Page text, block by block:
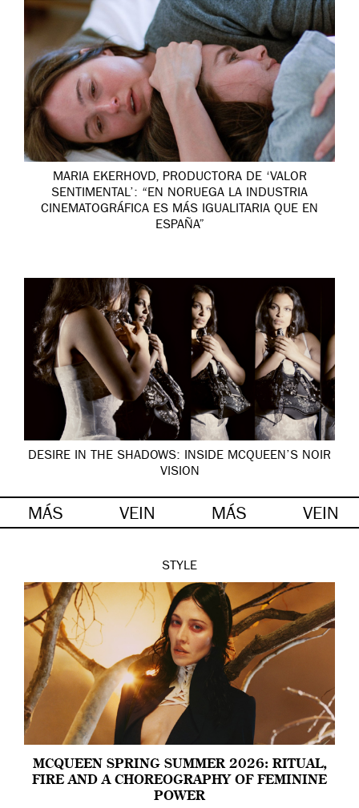
MARIA EKERHOVD, PRODUCTORA DE ‘VALOR
SENTIMENTAL’: “EN NORUEGA LA INDUSTRIA
CINEMATOGRÁFICA ES MÁS IGUALITARIA QUE EN
ESPAÑA”
DESIRE IN THE SHADOWS: INSIDE MCQUEEN’S NOIR
VISION
MÁS VEIN MÁS VEIN
STYLE
MCQUEEN SPRING SUMMER 2026: RITUAL,
FIRE AND A CHOREOGRAPHY OF FEMININE
POWER